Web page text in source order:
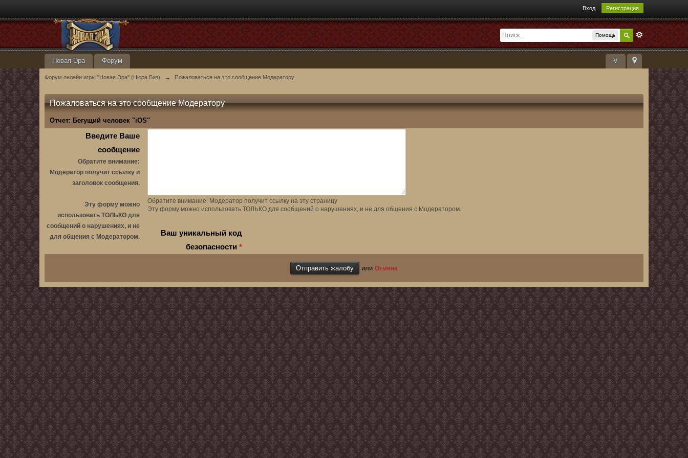
Вход Регистрация
Помощь
V
Новая Эра Форум
Форум онлайн игры "Новая Эра" (Нюра Биз) → Пожаловаться на это сообщение Модератору
Пожаловаться на это сообщение Модератору
Отчет: Бегущий человек "iOS"
Введите Ваше
сообщение
Обратите внимание:
Модератор получит ссылку и
заголовок сообщения.
Эту форму можно
использовать ТОЛЬКО для
сообщений о нарушениях, и не
для общения с Модератором.
Обратите внимание: Модератор получит ссылку на эту страницу
Эту форму можно использовать ТОЛЬКО для сообщений о нарушениях, и не для общения с Модератором.
Ваш уникальный код
безопасности*
или Отмена